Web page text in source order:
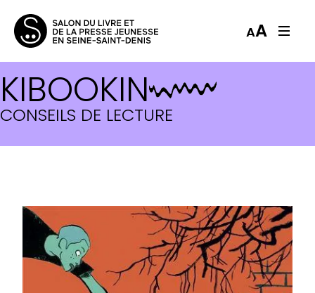
AA
KIBOOKIN
CONSEILS DE LECTURE